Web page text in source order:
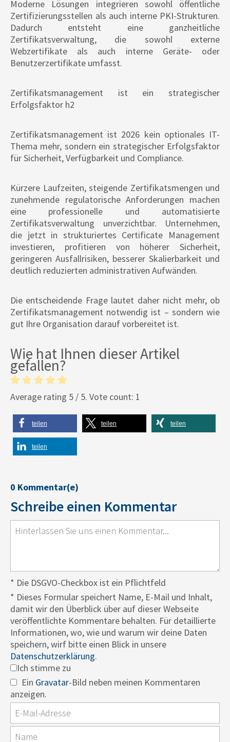
Moderne Lösungen integrieren sowohl öffentliche
Zertifizierungsstellen als auch interne PKI-Strukturen.
Dadurch entsteht eine ganzheitliche
Zertifikatsverwaltung, die sowohl externe
Webzertifikate als auch interne Geräte- oder
Benutzerzertifikate umfasst.
Zertifikatsmanagement ist ein strategischer
Erfolgsfaktor h2
Zertifikatsmanagement ist 2026 kein optionales IT-
Thema mehr, sondern ein strategischer Erfolgsfaktor
für Sicherheit, Verfügbarkeit und Compliance.
Kürzere Laufzeiten, steigende Zertifikatsmengen und
zunehmende regulatorische Anforderungen machen
eine professionelle und automatisierte
Zertifikatsverwaltung unverzichtbar. Unternehmen,
die jetzt in strukturiertes Certificate Management
investieren, profitieren von höherer Sicherheit,
geringeren Ausfallrisiken, besserer Skalierbarkeit und
deutlich reduzierten administrativen Aufwänden.
Die entscheidende Frage lautet daher nicht mehr, ob
Zertifikatsmanagement notwendig ist – sondern wie
gut Ihre Organisation darauf vorbereitet ist.
Wie hat Ihnen dieser Artikel
gefallen?
Average rating 5 / 5. Vote count: 1
teilen teilen teilen
teilen
0 Kommentar(e)
Schreibe einen Kommentar
* Die DSGVO-Checkbox ist ein Pflichtfeld
* Dieses Formular speichert Name, E-Mail und Inhalt,
damit wir den Überblick über auf dieser Webseite
veröffentlichte Kommentare behalten. Für detaillierte
Informationen, wo, wie und warum wir deine Daten
speichern, wirf bitte einen Blick in unsere
Datenschutzerklärung.
Ich stimme zu
Ein Gravatar-Bild neben meinen Kommentaren
anzeigen.